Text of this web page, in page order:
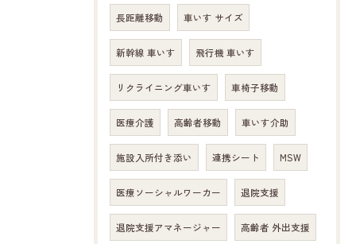
長距離移動 車いす サイズ
新幹線 車いす 飛行機 車いす
リクライニング車いす 車椅子移動
医療介護 高齢者移動 車いす介助
施設入所付き添い 連携シート MSW
医療ソーシャルワーカー 退院支援
退院支援アマネージャー 高齢者 外出支援